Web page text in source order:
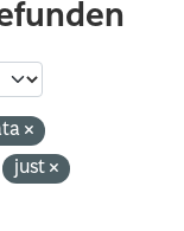
just